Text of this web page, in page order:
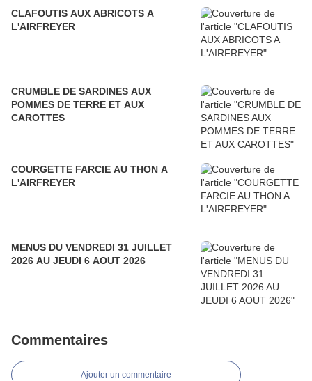
CLAFOUTIS AUX ABRICOTS A
L'AIRFREYER
CRUMBLE DE SARDINES AUX
POMMES DE TERRE ET AUX
CAROTTES
COURGETTE FARCIE AU THON A
L'AIRFREYER
MENUS DU VENDREDI 31 JUILLET
2026 AU JEUDI 6 AOUT 2026
Commentaires
Ajouter un commentaire